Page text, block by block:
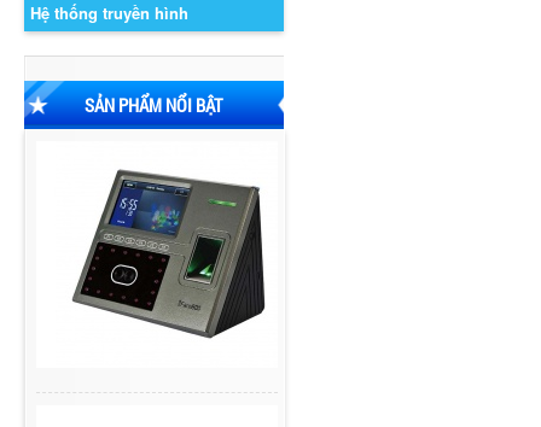
Hệ thống truyền hình
SẢN PHẨM NỔI BẬT